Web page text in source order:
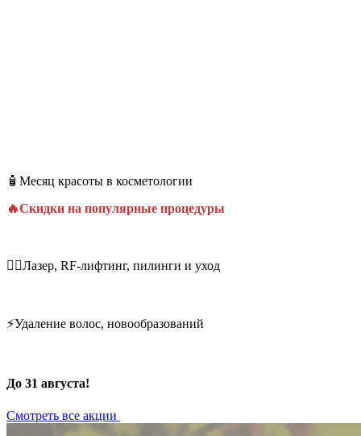
🧴Месяц красоты в косметологии
🔥Скидки на популярные процедуры
💆‍♀️Лазер, RF-лифтинг, пилинги и уход
⚡Удаление волос, новообразований
До 31 августа!
Смотреть все акции